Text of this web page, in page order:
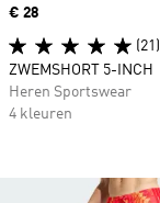
Price
€ 28
(21)
ZWEMSHORT 5-INCH
Heren Sportswear
4 kleuren